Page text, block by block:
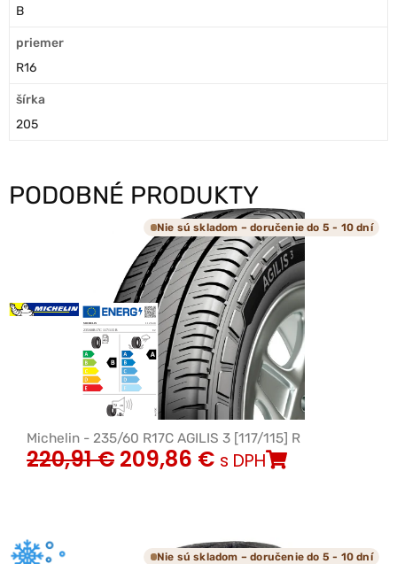
B
priemer
R16
šírka
205
PODOBNÉ PRODUKTY
Nie sú skladom – doručenie do 5 - 10 dní
Michelin - 235/60 R17C AGILIS 3 [117/115] R
220,91€ 209,86 € s DPH
Nie sú skladom – doručenie do 5 - 10 dní